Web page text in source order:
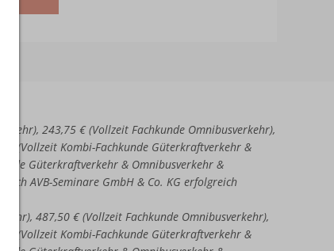
243,75 € (Vollzeit Fachkunde Omnibusverkehr),
€ (Vollzeit Kombi-Fachkunde Güterkraftverkehr &
Güterkraftverkehr & Omnibusverkehr &
AVB-Seminare GmbH & Co. KG erfolgreich
487,50 € (Vollzeit Fachkunde Omnibusverkehr),
€ (Vollzeit Kombi-Fachkunde Güterkraftverkehr &